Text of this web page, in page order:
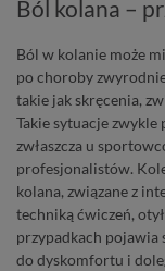
Ból kolana –
Ból w kolanie może
po choroby
takie jak skręcenia,
Takie sytuacje
zwłaszcza u
profesjonalistów.
kolana, związane z
techniką ćwiczeń,
przypadkach pojawia
do dyskomfortu i